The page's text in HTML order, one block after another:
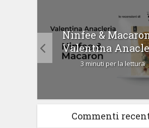
Ninfee &
Valentina
3 minuti per la lettura
Commenti